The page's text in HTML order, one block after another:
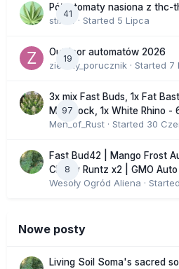
41
Półautomaty nasiona z thc-
stix33 · Started 5 Lipca
19
Outdoor automatów 2026
zielony_porucznik · Started 7
97
3x mix Fast Buds, 1x Fat
Moonrock, 1x White Rhino -
Men_of_Rust · Started 30
8
Fast Bud42 | Mango Frost
Cherry Runtz x2 | GMO Auto
Wesoły Ogród Aliena · Started
Nowe posty
Living Soil Soma's sacred